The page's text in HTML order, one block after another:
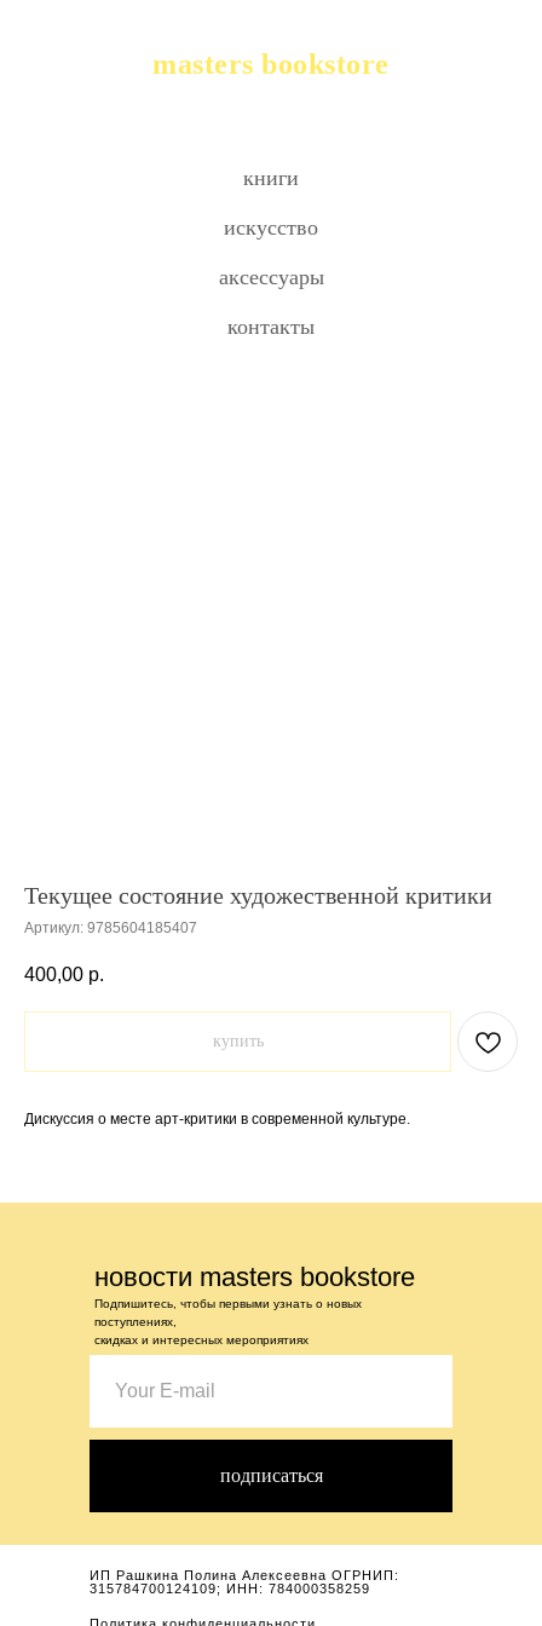
masters bookstore
книги
искусство
аксессуары
контакты
Текущее состояние художественной критики
Артикул: 9785604185407
400,00 р.
купить
Дискуссия о месте арт-критики в современной культуре.
новости masters bookstore
Подпишитесь, чтобы первыми узнать о новых
поступлениях,
скидках и интересных мероприятиях
подписаться
ИП Рашкина Полина Алексеевна ОГРНИП:
315784700124109; ИНН: 784000358259